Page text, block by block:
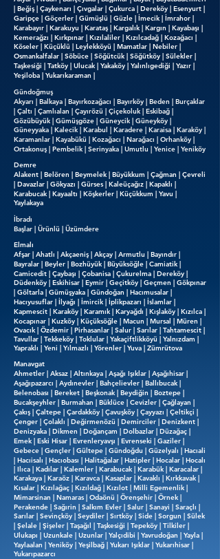
| Beğiş | Çaykenarı | Çıvgalar | Çukurca | Dereköy | Esenyurt |
Garipçe | Göçerler | Gümüşlü | Güzle | İmecik | İmrahor |
Karabayır | Karakuyu | Karataş | Kargalık | Kargın | Kayabaşı |
Kemerağzı | Kırkpınar | Kızılaliler | Kızılcadağ | Kozağacı |
Köseler | Küçüklü | Leylekköyü | Mamatlar | Nebiler |
Osmankalfalar | Söbüce | Söğütcük | Söğütköy | Sülekler |
Taşkesiği | Tatköy | Ulucak | Yakaköy | Yalınlıgediği | Yazır |
Yeşiloba | Yukarıkaraman |
Gündoğmuş
Akyarı | Balkaya | Bayırkozağacı | Bayırköy | Beden | Burçaklar
| Çaltı | Çamlıalan | Çayırözü | Çiçekoluk | Eskibağ |
Gözübüyük | Gümüşgöze | Güneycik | Güneyköy |
Güneyyaka | Kalecik | Karabul | Karadere | Karaisa | Karaköy |
Karamanlar | Kayabükü | Kozağacı | Narağacı | Orhanköy |
Ortakonuş | Pembelik | Serinyaka | Umutlu | Yenice | Yeniköy
Demre
Alakent | Belören | Beymelek | Büyükkum | Çağman | Çevreli
| Davazlar | Gökyazı | Gürses | Kaleüçağız | Kapaklı |
Karabucak | Kayaaltı | Köşkerler | Küçükkum | Yavu |
Yaylakaya
İbradı
Başlar | Ürünlü | Üzümdere
Elmalı
Afşar | Ahatlı | Akçaeniş | Akçay | Armutlu | Bayındır |
Bayralar | Beyler | Bozhüyük | Büyüksöğle | Camiatik |
Camicedit | Çaybaşı | Çobanisa | Çukurelma | Dereköy |
Düdenköy | Eskihisar | Eymir | Geçitköy | Geçmen | Gökpınar
| Göltarla | Gümüşyaka | Gündoğan | Hacımusalar |
Hacıyusuflar | İlyağı | İmircik | İplikpazarı | İslamlar |
Kapmescit | Karaköy | Karamık | Karyağdı | Kışlaköy | Kızılca |
Kocapınar | Kuzköy | Küçüksöğle | Macun | Mursal | Müren |
Ovacık | Özdemir | Pirhasanlar | Salur | Sarılar | Tahtamescit |
Tavullar | Tekkeköy | Toklular | Yakaçiftlikköyü | Yalnızdam |
Yapraklı | Yeni | Yılmazlı | Yörenler | Yuva | Zümrütova
Manavgat
Ahmetler | Aksaz | Altınkaya | Aşağı Işıklar | Aşağıhisar |
Aşağıpazarcı | Aydınevler | Bahçelievler | Ballıbucak |
Belenobası | Bereket | Beşkonak | Beydiğin | Boztepe |
Bucakşeyhler | Burmahan | Büklüce | Cevizler | Çağlayan |
Çakış | Çaltepe | Çardakköy | Çavuşköy | Çayyazı | Çeltikçi |
Çenger | Çolaklı | Değirmenözü | Demirciler | Denizkent |
Denizyaka | Dikmen | Doğançam | Dolbazlar | Düzağaç |
Emek | Eski Hisar | Evrenleryavşı | Evrenseki | Gaziler |
Gebece | Gençler | Gültepe | Gündoğdu | Güzelyalı | Hacıali
| Hacıisalı | Hacıobası | Halitağalar | Hatipler | Hocalar | Hocalı
| Ilıca | Kadılar | Kalemler | Karabucak | Karabük | Karacalar |
Karakaya | Karaöz | Karavca | Kasaplar | Kavaklı | Kırkkavak |
Kısalar | Kızılağaç | Kızıldağ | Kızılot | Milli Egemenlik |
Mimarsinan | Namaras | Odaönü | Örenşehir | Örnek |
Perakende | Sağırin | Salkım Evler | Salur | Sanayi | Saraçlı |
Sarılar | Sevinçköy | Seydiler | Sırtköy | Side | Sorgun | Sülek
| Şelale | Şişeler | Taşağıl | Taşkesiği | Tepeköy | Tilkiler |
Ulukapı | Uzunkale | Uzunlar | Yalçıdibi | Yavrudoğan | Yayla |
Yaylaalan | Yeniköy | Yeşilbağ | Yukarı Işıklar | Yukarıhisar |
Yukarıpazarcı